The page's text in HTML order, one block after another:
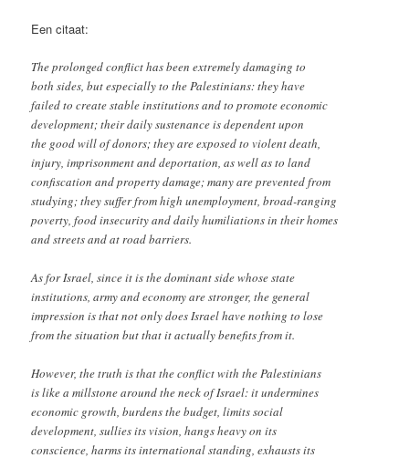
Een citaat:
The prolonged conflict has been extremely damaging to
both sides, but especially to the Palestinians: they have
failed to create stable institutions and to promote economic
development; their daily sustenance is dependent upon
the good will of donors; they are exposed to violent death,
injury, imprisonment and deportation, as well as to land
confiscation and property damage; many are prevented from
studying; they suffer from high unemployment, broad-ranging
poverty, food insecurity and daily humiliations in their homes
and streets and at road barriers.
As for Israel, since it is the dominant side whose state
institutions, army and economy are stronger, the general
impression is that not only does Israel have nothing to lose
from the situation but that it actually benefits from it.
However, the truth is that the conflict with the Palestinians
is like a millstone around the neck of Israel: it undermines
economic growth, burdens the budget, limits social
development, sullies its vision, hangs heavy on its
conscience, harms its international standing, exhausts its